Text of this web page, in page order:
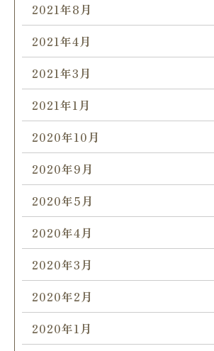
2021年8月
2021年4月
2021年3月
2021年1月
2020年10月
2020年9月
2020年5月
2020年4月
2020年3月
2020年2月
2020年1月